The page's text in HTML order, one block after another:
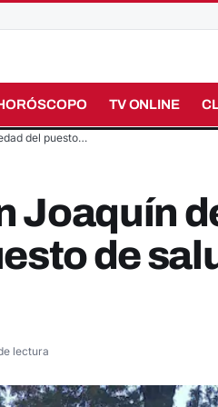
TV ONLINE
del puesto…
Joaquín
de
lectura